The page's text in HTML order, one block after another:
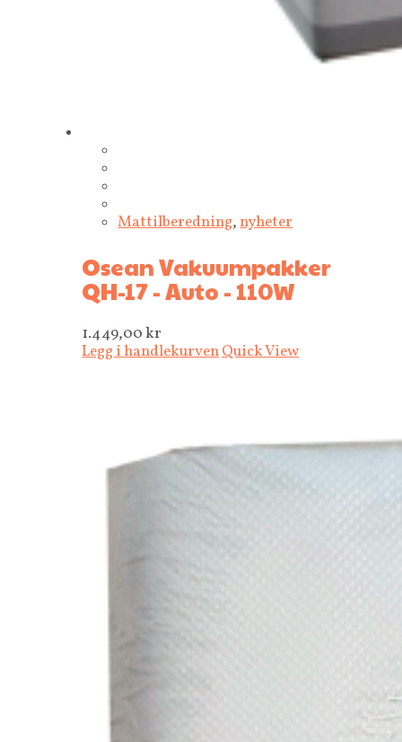
Mattilberedning,nyheter
Osean Vakuumpakker
QH-17 - Auto - 110W
1.449,00kr
Legg i handlekurvenQuick View